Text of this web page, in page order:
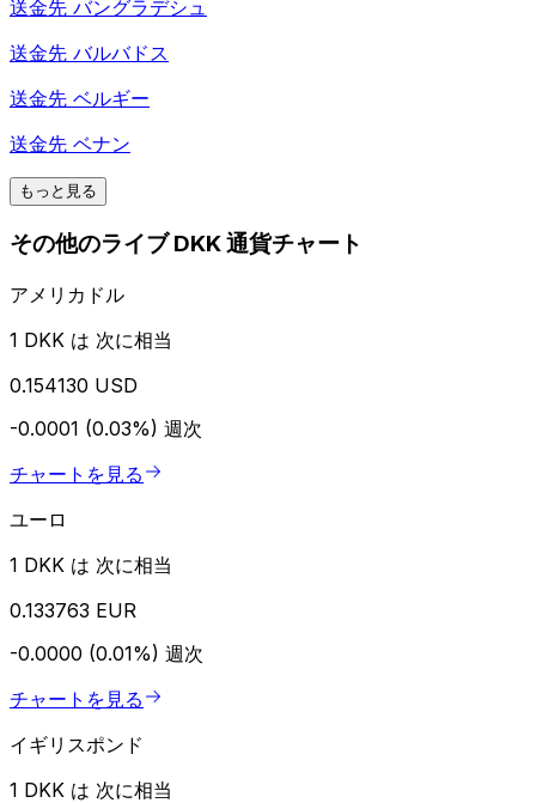
送金先 バングラデシュ
送金先 バルバドス
送金先 ベルギー
送金先 ベナン
もっと見る
その他のライブ DKK 通貨チャート
アメリカドル
1 DKK は 次に相当
0.154130 USD
-0.0001 (0.03%) 週次
チャートを見る
ユーロ
1 DKK は 次に相当
0.133763 EUR
-0.0000 (0.01%) 週次
チャートを見る
イギリスポンド
1 DKK は 次に相当